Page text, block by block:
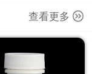
查看更多